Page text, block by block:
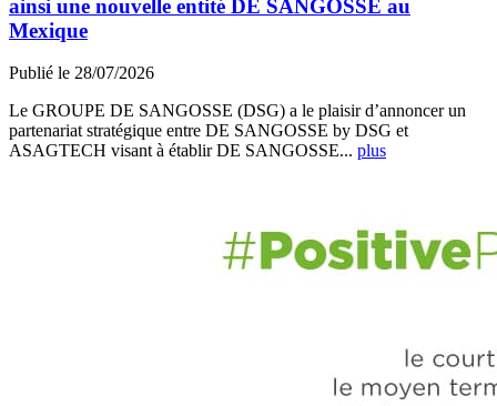
ainsi une nouvelle entité DE SANGOSSE au
Mexique
Publié le 28/07/2026
Le GROUPE DE SANGOSSE (DSG) a le plaisir d’annoncer un
partenariat stratégique entre DE SANGOSSE by DSG et
ASAGTECH visant à établir DE SANGOSSE... plus